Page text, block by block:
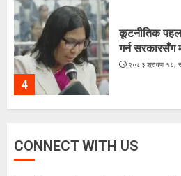
4
कूटनीतिक
गर्न सरकारसँग
२०८३ श्रावण १८,
के शशांकको
CONNECT WITH US